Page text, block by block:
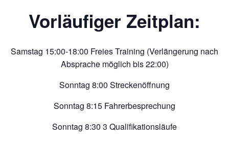
Vorläufiger Zeitplan:
Samstag 15:00-18:00 Freies Training (Verlängerung nach
Absprache möglich bis 22:00)
Sonntag 8:00 Streckenöffnung
Sonntag 8:15 Fahrerbesprechung
Sonntag 8:30 3 Qualifikationsläufe